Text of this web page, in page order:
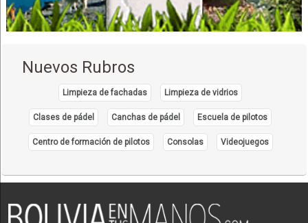
Nuevos Rubros
Limpieza de fachadas Limpieza de vidrios
Clases de pádel Canchas de pádel Escuela de pilotos
Centro de formación de pilotos Consolas Videojuegos